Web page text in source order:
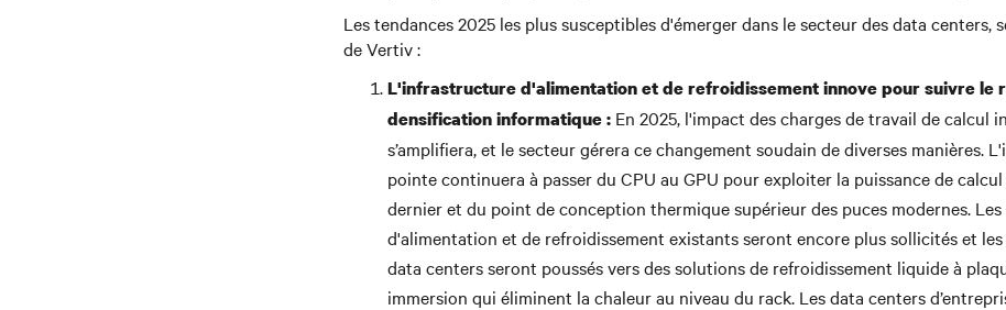
Les tendances 2025 les plus susceptibles d'émerger dans le secteur des data centers,
de Vertiv :
L'infrastructure d'alimentation et de refroidissement innove pour suivre le
densification informatique : En 2025, l'impact des charges de travail de calcul
s’amplifiera, et le secteur gérera ce changement soudain de diverses manières.
pointe continuera à passer du CPU au GPU pour exploiter la puissance de
dernier et du point de conception thermique supérieur des puces modernes. Les
d'alimentation et de refroidissement existants seront encore plus sollicités et
data centers seront poussés vers des solutions de refroidissement liquide à
immersion qui éliminent la chaleur au niveau du rack. Les data centers